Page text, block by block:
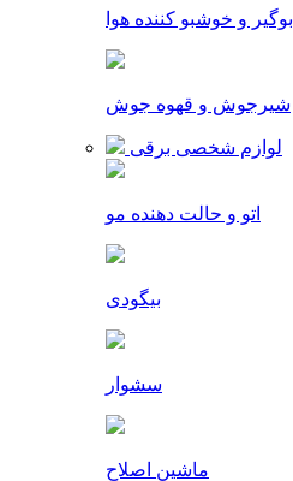
بوگیر و خوشبو کننده هوا
شیرجوش و قهوه جوش
لوازم شخصی برقی
اتو و حالت دهنده مو
بیگودی
سشوار
ماشین اصلاح